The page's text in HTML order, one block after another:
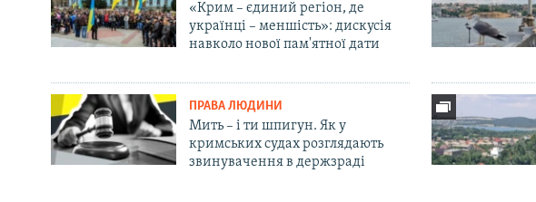
«Крим – єдиний регіон, де
українці – меншість»: дискусія
навколо нової пам'ятної дати
ПРАВА ЛЮДИНИ
Мить – і ти шпигун. Як у
кримських судах розглядають
звинувачення в держзраді